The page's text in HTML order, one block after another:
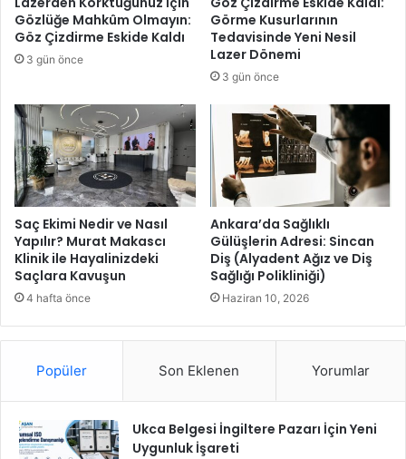
a
y
n
a
g
ö
r
s
e
l
l
e
ş
t
i
m
s
p
r
ı
t
a
t
i
l
i
n
i
n
k
e
k
Gözlüğe Mahkûm Olmayın:
Göz Çizdirme Eskide Kaldı
3 gün önce
Görme Kusurlarının
Tedavisinde Yeni Nesil
Lazer Dönemi
3 gün önce
Saç Ekimi Nedir ve Nasıl
Yapılır? Murat Makascı
Klinik ile Hayalinizdeki
Saçlara Kavuşun
4 hafta önce
Ankara’da Sağlıklı
Gülüşlerin Adresi: Sincan
Diş (Alyadent Ağız ve Diş
Sağlığı Polikliniği)
Haziran 10, 2026
Popüler Son Eklenen Yorumlar
Ukca Belgesi İngiltere Pazarı İçin Yeni
Uygunluk İşareti